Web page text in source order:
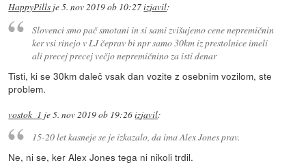
HappyPills je5. nov 2019 ob 10:27izjavil:
Slovenci smo pač smotani in si sami zvišujemo cene nepremičnin
ker vsi rinejo v LJ čeprav bi npr samo 30km iz prestolnice imeli
ali precej precej večjo nepremičnino za isti denar
Tisti, ki se 30km daleč vsak dan vozite z osebnim vozilom, ste
problem.
vostok_1 je5. nov 2019 ob 19:26izjavil:
15-20 let kasneje se je izkazalo, da ima Alex Jones prav.
Ne, ni se, ker Alex Jones tega ni nikoli trdil.